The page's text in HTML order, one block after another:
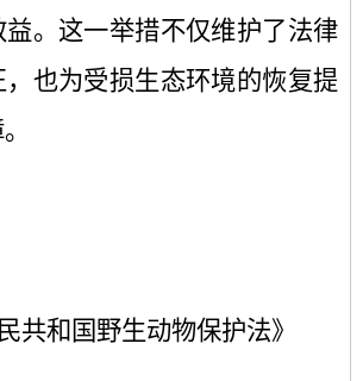
。这一举措不仅维护了法律
也为受损生态环境的恢复提
共和国野生动物保护法》